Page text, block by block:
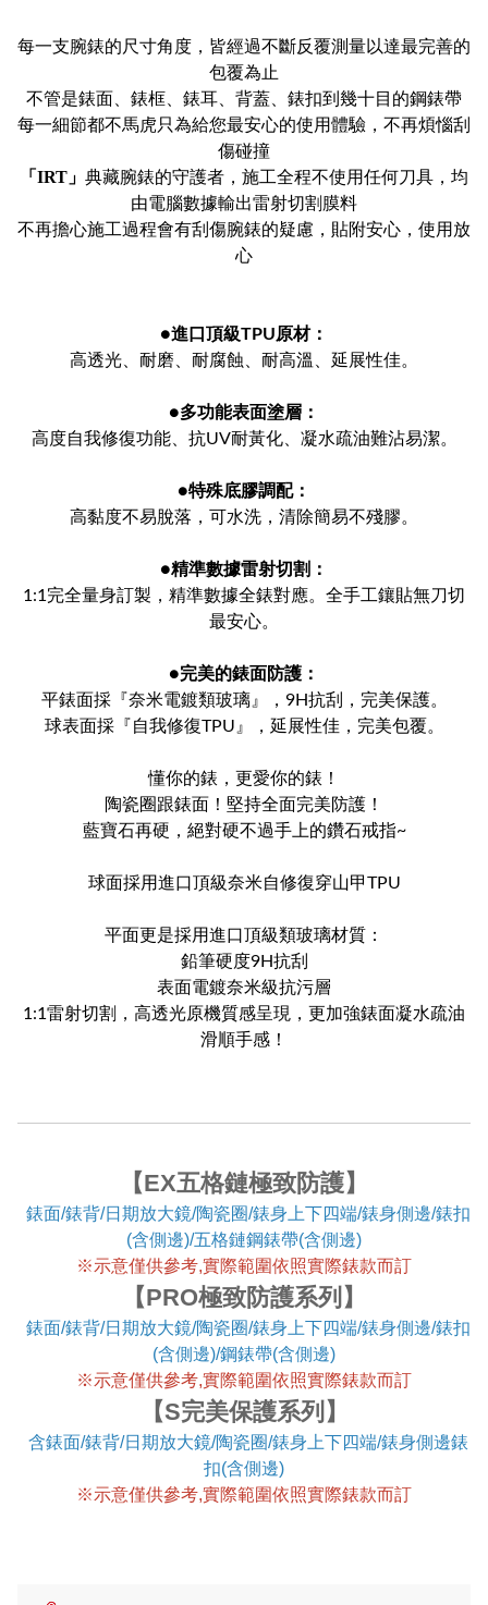
每一支腕錶的尺寸角度，皆經過不斷反覆測量以達最完善的
包覆為止
不管是錶面、錶框、錶耳、背蓋、錶扣到幾十目的鋼錶帶
每一細節都不馬虎只為給您最安心的使用體驗，不再煩惱刮
傷碰撞
「IRT」 典藏腕錶的守護者，施工全程不使用任何刀具，均
由電腦數據輸出雷射切割膜料
不再擔心施工過程會有刮傷腕錶的疑慮，貼附安心，使用放
心
●進口頂級TPU原材：
高透光、耐磨、耐腐蝕、耐高溫、延展性佳。
●多功能表面塗層：
高度自我修復功能、抗UV耐黃化、凝水疏油難沾易潔。
●特殊底膠調配：
高黏度不易脫落，可水洗，清除簡易不殘膠。
●精準數據雷射切割：
1:1完全量身訂製，精準數據全錶對應。全手工鑲貼無刀切
最安心。
●完美的錶面防護：
平錶面採『奈米電鍍類玻璃』，9H抗刮，完美保護。
球表面採『自我修復TPU』，延展性佳，完美包覆。
懂你的錶，更愛你的錶！
陶瓷圈跟錶面！堅持全面完美防護！
藍寶石再硬，絕對硬不過手上的鑽石戒指~
球面採用進口頂級奈米自修復穿山甲TPU
平面更是採用進口頂級類玻璃材質：
鉛筆硬度9H抗刮
表面電鍍奈米級抗污層
1:1雷射切割，高透光原機質感呈現，更加強錶面凝水疏油
滑順手感！
【EX五格鏈極致防護】
錶面/錶背/日期放大鏡/陶瓷圈/錶身上下四端/錶身側邊/錶扣
(含側邊)/五格鏈鋼錶帶(含側邊)
※示意僅供參考,實際範圍依照實際錶款而訂
【PRO極致防護系列】
錶面/錶背/日期放大鏡/陶瓷圈/錶身上下四端/錶身側邊/錶扣
(含側邊)/鋼錶帶(含側邊)
※示意僅供參考,實際範圍依照實際錶款而訂
【S完美保護系列】
含錶面/錶背/日期放大鏡/陶瓷圈/錶身上下四端/錶身側邊錶
扣(含側邊)
※示意僅供參考,實際範圍依照實際錶款而訂